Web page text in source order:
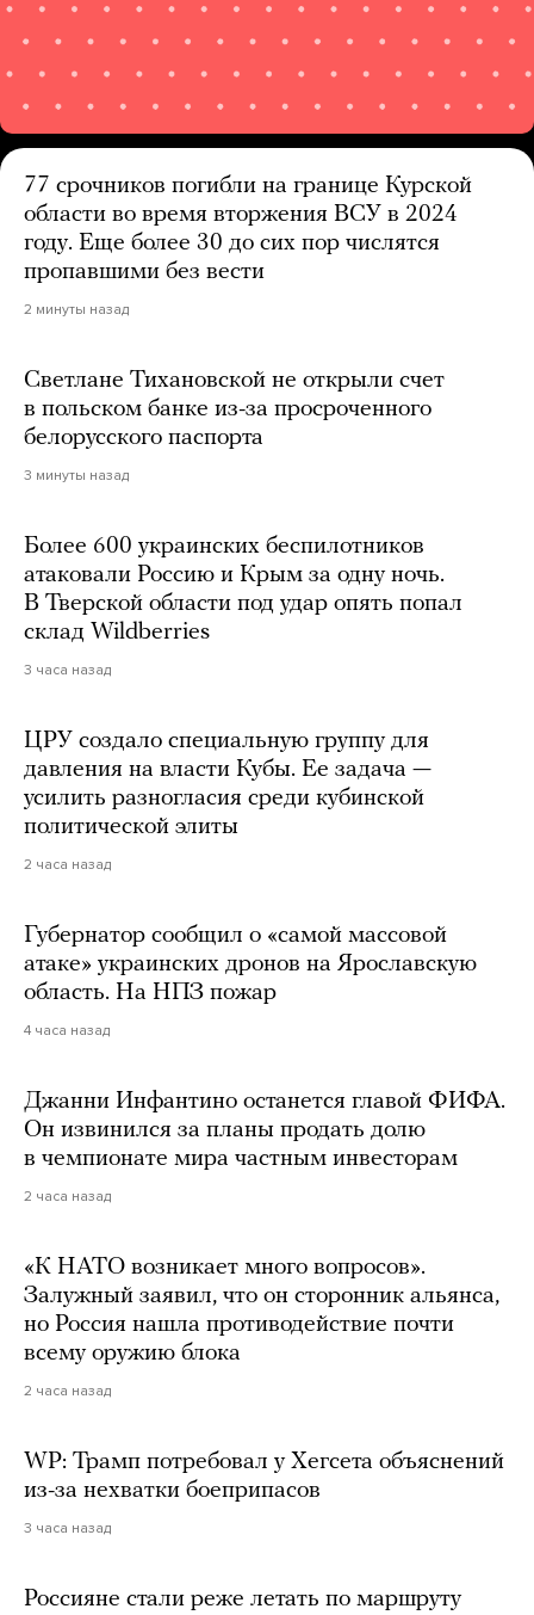
77 срочников погибли на границе Курской
области во время вторжения ВСУ в 2024
году. Еще более 30 до сих пор числятся
пропавшими без вести
2 минуты назад
Светлане Тихановской не открыли счет
в польском банке из-за просроченного
белорусского паспорта
3 минуты назад
Более 600 украинских беспилотников
атаковали Россию и Крым за одну ночь.
В Тверской области под удар опять попал
склад Wildberries
3 часа назад
ЦРУ создало специальную группу для
давления на власти Кубы. Ее задача —
усилить разногласия среди кубинской
политической элиты
2 часа назад
Губернатор сообщил о «самой массовой
атаке» украинских дронов на Ярославскую
область. На НПЗ пожар
4 часа назад
Джанни Инфантино останется главой ФИФА.
Он извинился за планы продать долю
в чемпионате мира частным инвесторам
2 часа назад
«К НАТО возникает много вопросов».
Залужный заявил, что он сторонник альянса,
но Россия нашла противодействие почти
всему оружию блока
2 часа назад
WP: Трамп потребовал у Хегсета объяснений
из-за нехватки боеприпасов
3 часа назад
Россияне стали реже летать по маршруту